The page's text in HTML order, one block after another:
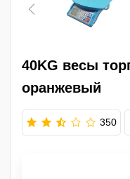
40KG весы
оранжевый
350